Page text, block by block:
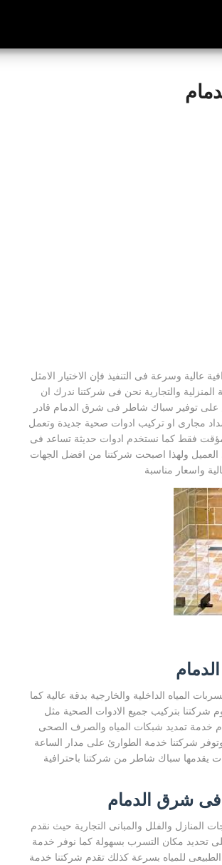
وسرعة فى التنفيذ فإن الاختيار الامثل
والتجارية نحن فى شركتنا ندرك ان
على توفير سباك شاطر فى شرق الدمام قادر
مجارى او تركيب ادوات صحية جديدة وتعمل
فقط كما نستخدم ادوات حديثة تساعد فى
ولهذا اصبحت شركتنا من افضل الجهات
واسعار مناسبة
المياه الداخلية والخارجية بدقة عالية كما
شركتنا بتركيب جميع الادوات الصحية مثل
خدمة تمديد شبكات المياه والصرف الصحى
شركتنا خدمة الطوارئ على مدار الساعة
يقدمها سباك شاطر من شركتنا باحترافية
فى شرق الدمام
والفلل والمبانى التجارية حيث نقدم
تحديد مكان التسرب بسهولة كما نوفر خدمة
للمياه بسرعة كذلك تقدم شركتنا خدمة